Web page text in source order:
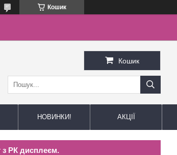
Кошик
Кошик
НОВИНКИ! АКЦІЇ
з РК дисплеєм.